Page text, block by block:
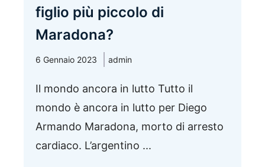
figlio più piccolo di
Maradona?
6 Gennaio 2023 admin
Il mondo ancora in lutto Tutto il
mondo è ancora in lutto per Diego
Armando Maradona, morto di arresto
cardiaco. L’argentino ...